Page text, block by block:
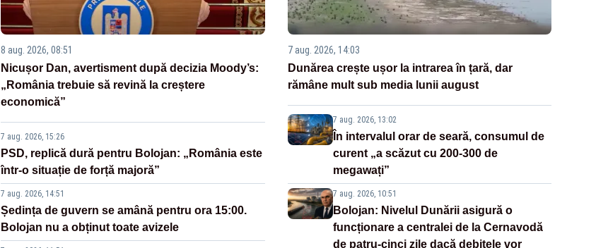
8 aug. 2026, 08:51
Nicușor Dan, avertisment după decizia Moody’s:
„România trebuie să revină la creștere
economică”
7 aug. 2026, 15:26
PSD, replică dură pentru Bolojan: „România este
într-o situație de forță majoră”
7 aug. 2026, 14:51
Ședința de guvern se amână pentru ora 15:00.
Bolojan nu a obținut toate avizele
7 aug. 2026, 14:03
Dunărea crește ușor la intrarea în țară, dar
rămâne mult sub media lunii august
7 aug. 2026, 13:02
În intervalul orar de seară, consumul de
curent „a scăzut cu 200-300 de
megawați”
7 aug. 2026, 10:51
Bolojan: Nivelul Dunării asigură o
funcționare a centralei de la Cernavodă
de patru-cinci zile dacă debitele vor